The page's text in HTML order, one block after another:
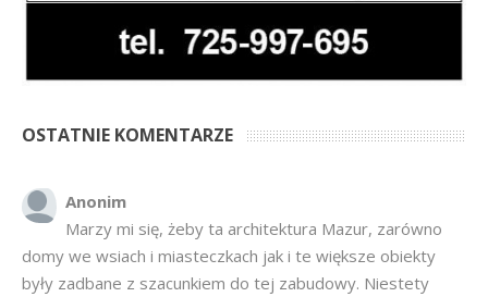
OSTATNIE KOMENTARZE
Anonim
Marzy mi się, żeby ta architektura Mazur, zarówno
domy we wsiach i miasteczkach jak i te większe obiekty
były zadbane z szacunkiem do tej zabudowy. Niestety